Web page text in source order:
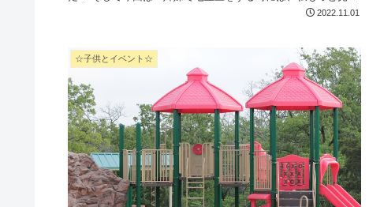
2022.11.01
☆子供とイベント☆